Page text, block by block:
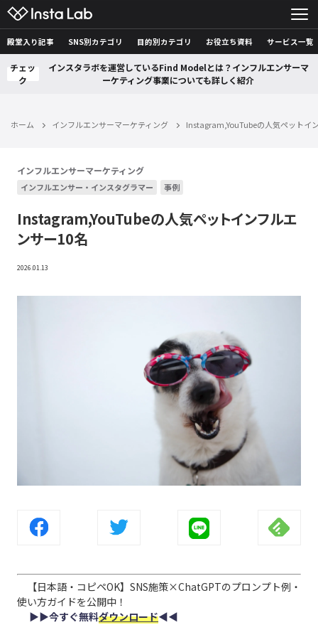
殿堂入り記事 SNS別カテゴリ 目的別カテゴリ お役立ち資料 サービス一覧
チェッ
ク
インスタラボを運営しているFind Modelとは？インフルエンサーマ
ーケティング事業についても詳しく紹介
ホーム インフルエンサーマーケティング Instagram,YouTubeの人気ペットイ
インフルエンサーマーケティング
インフルエンサー・インスタグラマー 事例
Instagram,YouTubeの人気ペットインフルエ
ンサー10名
2026.01.13
【日本語・コピペOK】SNS施策×ChatGPTのプロンプト例・
使い方ガイドを公開中！
▶︎▶︎今すぐ無料ダウンロード◀︎◀︎